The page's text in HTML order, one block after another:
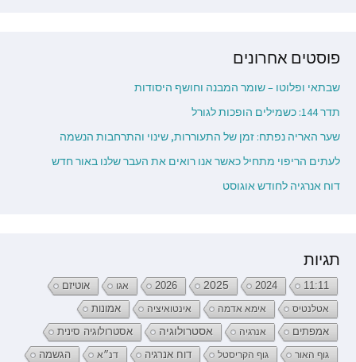
פוסטים אחרונים
שבתאי ופלוטו – שומר המבנה וחושף היסודות
תדר 144: כשמילים הופכות לגורל
שער האריה נפתח: זמן של התעוררות, שינוי והתרחבות הנשמה
לעתים הריפוי מתחיל כאשר אנו רואים את העבר שלנו באור חדש
דוח אנרגיה לחודש אוגוסט
תגיות
11:11
2024
2025
2026 אגו אוטיזם
אטלנטיס אימא אדמה אינטואיציה אמונות
אמפתים אנרגיה אסטרולוגיה אסטרולוגיה סינית
גוף האור גוף הקריסטל דוח אנרגיה דנ״א הגשמה